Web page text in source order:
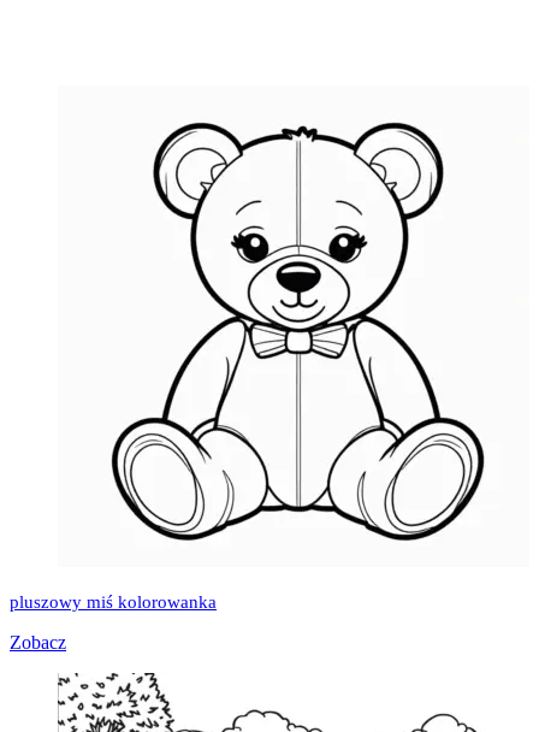
pluszowy miś kolorowanka
Zobacz